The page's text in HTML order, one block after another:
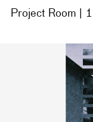
Project Room |